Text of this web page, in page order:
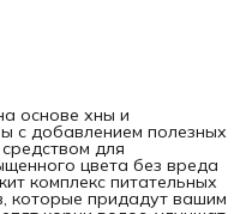
основе хны и
с добавлением полезных
для
цвета без вреда
комплекс питательных
которые придадут вашим